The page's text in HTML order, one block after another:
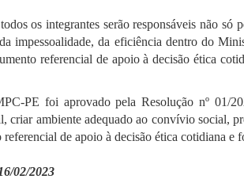
os integrantes serão responsáveis não só
impessoalidade, da eficiência dentro do
referencial de apoio à decisão ética
PE foi aprovado pela Resolução nº 01/
criar ambiente adequado ao convívio social,
de apoio à decisão ética cotidiana e
02/2023